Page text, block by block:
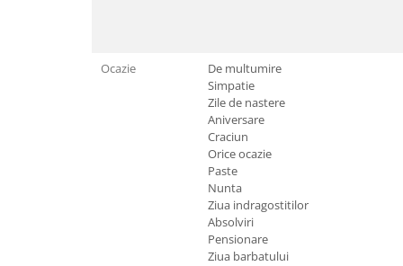
Ocazie
De multumire
Simpatie
Zile de nastere
Aniversare
Craciun
Orice ocazie
Paste
Nunta
Ziua indragostitilor
Absolviri
Pensionare
Ziua barbatului